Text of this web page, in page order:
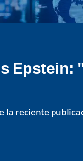
Epstein:
reciente